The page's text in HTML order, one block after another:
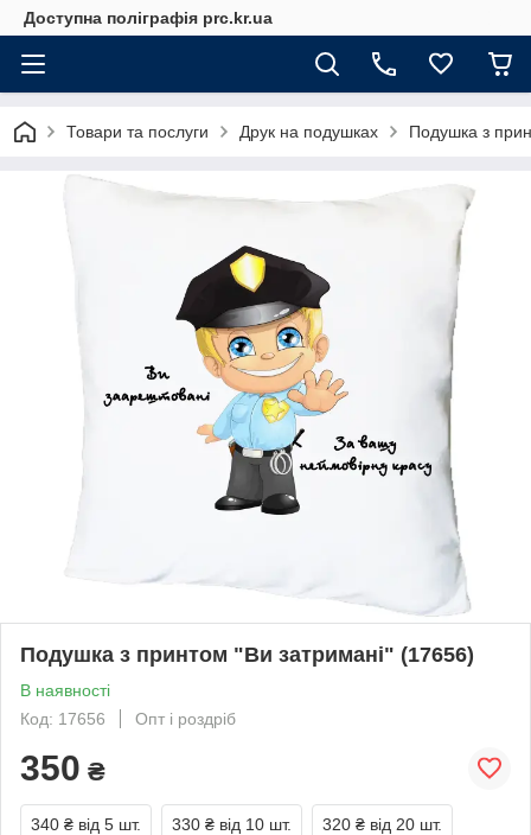
Доступна поліграфія prc.kr.ua
Товари та послуги Друк на подушках Подушка з
Подушка з принтом "Ви затримані" (17656)
В наявності
Код: 17656
Опт і роздріб
350 ₴
340 ₴ від 5 шт. 330 ₴ від 10 шт. 320 ₴ від 20 шт.